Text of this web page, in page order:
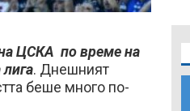
ЦСКА по време на
. Днешният
беше много по-